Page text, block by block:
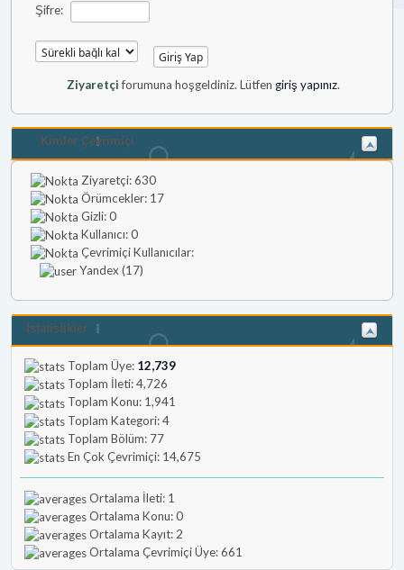
Şifre:
Ziyaretçiforumuna hoşgeldiniz. Lütfen giriş yapınız.
Kimler Çevrimiçi
Ziyaretçi: 630
Örümcekler: 17
Gizli: 0
Kullanıcı: 0
Çevrimiçi Kullanıcılar:
Yandex (17)
İstatistikler
Toplam Üye: 12,739
Toplam İleti: 4,726
Toplam Konu: 1,941
Toplam Kategori: 4
Toplam Bölüm: 77
En Çok Çevrimiçi: 14,675
Ortalama İleti: 1
Ortalama Konu: 0
Ortalama Kayıt: 2
Ortalama Çevrimiçi Üye: 661